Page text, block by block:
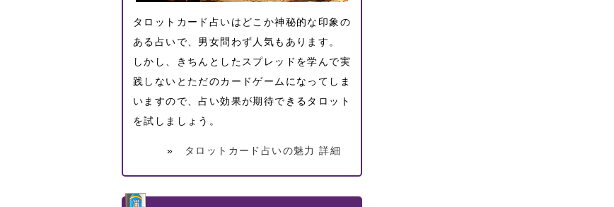
タロットカード占いはどこか神秘的な印象の
ある占いで、男女問わず人気もあります。
しかし、きちんとしたスプレッドを学んで実
践しないとただのカードゲームになってしま
いますので、占い効果が期待できるタロット
を試しましょう。
» タロットカード占いの魅力 詳細